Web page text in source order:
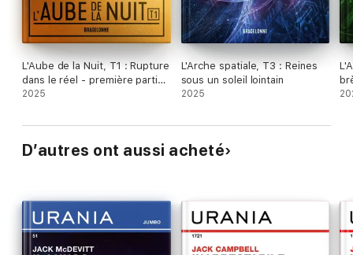
L'Aube de la Nuit, T1 : Rupture
dans le réel - première partie :
Émergence
2025
L'Arche spatiale, T3 : Reines
sous un soleil lointain
2025
D’autres ont aussi acheté